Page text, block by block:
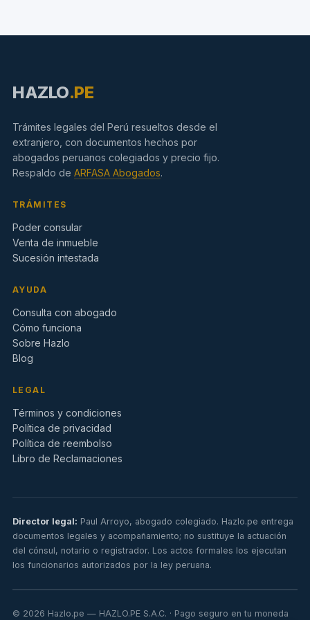
HAZLO.PE
Trámites legales del Perú resueltos desde el
extranjero, con documentos hechos por
abogados peruanos colegiados y precio fijo.
Respaldo de ARFASA Abogados.
TRÁMITES
Poder consular
Venta de inmueble
Sucesión intestada
AYUDA
Consulta con abogado
Cómo funciona
Sobre Hazlo
Blog
LEGAL
Términos y condiciones
Política de privacidad
Política de reembolso
Libro de Reclamaciones
Director legal: Paul Arroyo, abogado colegiado. Hazlo.pe entrega
documentos legales y acompañamiento; no sustituye la actuación
del cónsul, notario o registrador. Los actos formales los ejecutan
los funcionarios autorizados por la ley peruana.
© 2026 Hazlo.pe — HAZLO.PE S.A.C. · Pago seguro en tu moneda